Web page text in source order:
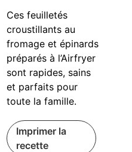
Ces feuilletés
croustillants au
fromage et épinards
préparés à l’Airfryer
sont rapides, sains
et parfaits pour
toute la famille.
Imprimer la
recette